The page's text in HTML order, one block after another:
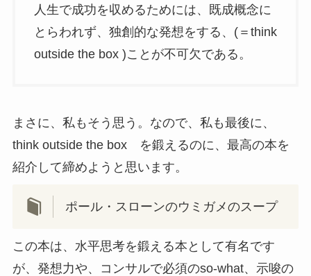
人生で成功を収めるためには、既成概念に
とらわれず、独創的な発想をする、(＝think
outside the box )ことが不可欠である。
まさに、私もそう思う。なので、私も最後に、
think outside the box を鍛えるのに、最高の本を
紹介して締めようと思います。
ポール・スローンのウミガメのスープ
この本は、水平思考を鍛える本として有名です
が、発想力や、コンサルで必須のso-what、示唆の